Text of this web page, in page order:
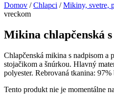
Domov /Chlapci /Mikiny, svetre,
vreckom
Mikina chlapčenská
Chlapčenská mikina s nadpisom a
stojačikom a šnúrkou. Hlavný
polyester. Rebrovaná tkanina: 97%
Tento produkt nie je momentálne